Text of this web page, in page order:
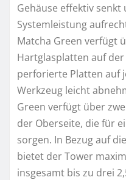
Gehäuse effektiv
Systemleistung
Matcha Green verfügt
Hartglasplatten auf
perforierte Platten auf
Werkzeug leicht
Green verfügt über
der Oberseite, die für
sorgen. In Bezug auf
bietet der Tower
insgesamt bis zu drei